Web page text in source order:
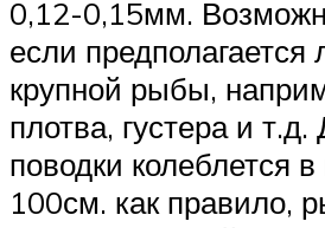
0,12-0,15мм.
если предполагается
крупной рыбы,
плотва, густера и
поводки колеблется
100см. как правило,